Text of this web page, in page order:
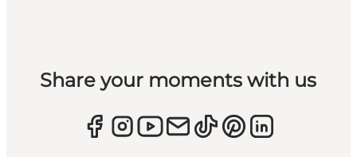
Share your moments with us